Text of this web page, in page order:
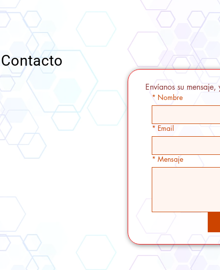
Contacto
Envíanos su
* Nombre
* Email
* Mensaje